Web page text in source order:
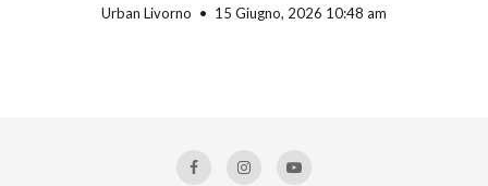
Urban Livorno 15 Giugno, 2026 10:48 am